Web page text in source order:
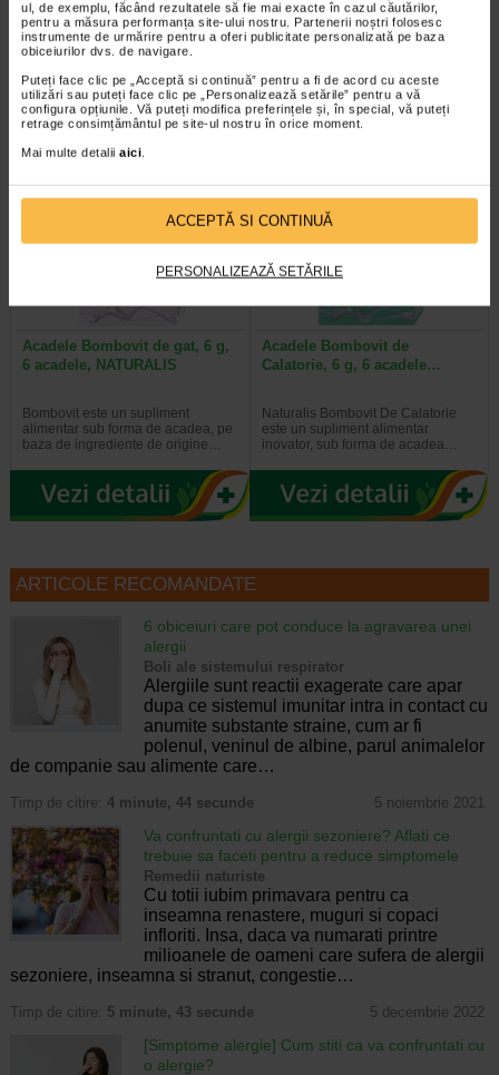
ul, de exemplu, făcând rezultatele să fie mai exacte în cazul căutărilor,
pentru a măsura performanța site-ului nostru. Partenerii noștri folosesc
instrumente de urmărire pentru a oferi publicitate personalizată pe baza
obiceiurilor dvs. de navigare.
Puteți face clic pe „Acceptă si continuă” pentru a fi de acord cu aceste
utilizări sau puteți face clic pe „Personalizează setările” pentru a vă
configura opțiunile. Vă puteți modifica preferințele și, în special, vă puteți
retrage consimțământul pe site-ul nostru în orice moment.
Mai multe detalii aici.
ACCEPTĂ SI CONTINUĂ
PERSONALIZEAZĂ SETĂRILE
Naturalis Vita-Stelute jeleuri este
un supliment alimentar vegan, sub
forma de jeleuri cu aroma…
Benesio Probiofort Jeleuri are in
contine, in proportie de 96%…
Acadele Bombovit de gat, 6 g,
6 acadele, NATURALIS
Bombovit este un supliment
alimentar sub forma de acadea, pe
baza de ingrediente de origine…
Acadele Bombovit de
Calatorie, 6 g, 6 acadele…
Naturalis Bombovit De Calatorie
este un supliment alimentar
inovator, sub forma de acadea…
ARTICOLE RECOMANDATE
6 obiceiuri care pot conduce la agravarea unei
alergii
Boli ale sistemului respirator
Alergiile sunt reactii exagerate care apar
dupa ce sistemul imunitar intra in contact cu
anumite substante straine, cum ar fi
polenul, veninul de albine, parul animalelor
de companie sau alimente care…
Timp de citire: 4 minute, 44 secunde 5 noiembrie 2021
Va confruntati cu alergii sezoniere? Aflati ce
trebuie sa faceti pentru a reduce simptomele
Remedii naturiste
Cu totii iubim primavara pentru ca
inseamna renastere, muguri si copaci
infloriti. Insa, daca va numarati printre
milioanele de oameni care sufera de alergii
sezoniere, inseamna si stranut, congestie…
Timp de citire: 5 minute, 43 secunde 5 decembrie 2022
[Simptome alergie] Cum stiti ca va confruntati cu
o alergie?